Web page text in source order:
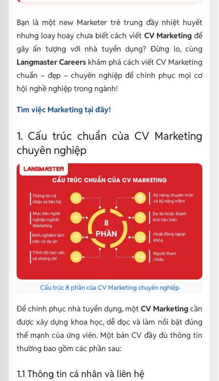
Bạn là một new Marketer trẻ trung đầy nhiệt huyết
nhưng loay hoay chưa biết cách viết CV Marketing để
gây ấn tượng với nhà tuyển dụng? Đừng lo, cùng
Langmaster Careerskhám phá cách viết CV Marketing
chuẩn – đẹp – chuyên nghiệp để chinh phục mọi cơ
hội nghề nghiệp trong ngành!
Tìm việc Marketing tại đây!
1. Cấu trúc chuẩn của CV Marketing
chuyên nghiệp
Cấu trúc 8 phần của CV Marketing chuyên nghiệp
Để chinh phục nhà tuyển dụng, mộtCV Marketing cần
được xây dựng khoa học, dễ đọc và làm nổi bật đúng
thế mạnh của ứng viên. Một bản CV đầy đủ thông tin
thường bao gồm các phần sau:
1.1 Thông tin cá nhân và liên hệ